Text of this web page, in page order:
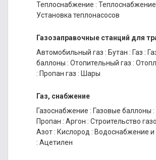
Теплоснабжение : Теплоснабжение
Установка теплонасосов
Газозаправочные станций для
Автомобильный газ : Бутан : Газ :
баллоны : Отопительный газ :
: Пропан газ : Шары
Газ, снабжение
Газоснабжение : Газовые баллоны :
Пропан : Аргон : Строительство
Азот : Кислород : Водоснабжение и
: Ацетилен